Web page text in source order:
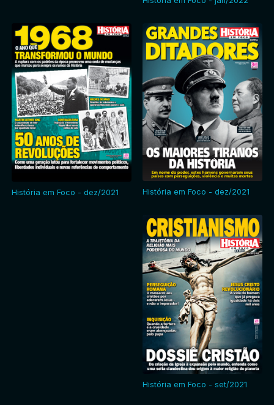
História em Foco - dez/2021 História em Foco - dez/2021
História em Foco - set/2021